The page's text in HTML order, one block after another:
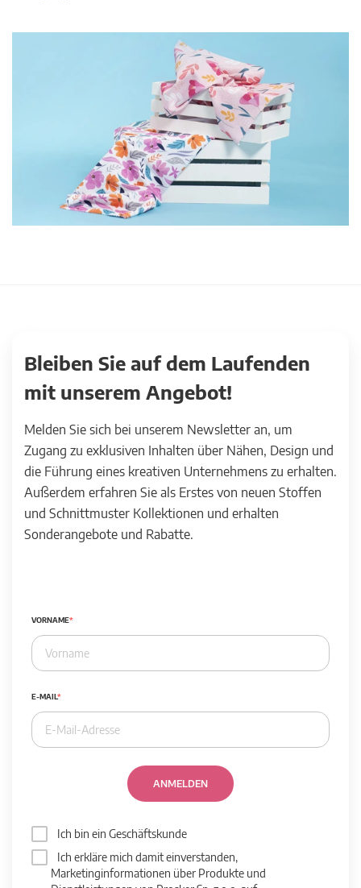
Bleiben Sie auf dem Laufenden
mit unserem Angebot!
Melden Sie sich bei unserem Newsletter an, um
Zugang zu exklusiven Inhalten über Nähen, Design und
die Führung eines kreativen Unternehmens zu erhalten.
Außerdem erfahren Sie als Erstes von neuen Stoffen
und Schnittmuster Kollektionen und erhalten
Sonderangebote und Rabatte.
VORNAME
E-MAIL
ANMELDEN
Ich bin ein Geschäftskunde
Ich erkläre mich damit einverstanden,
Marketinginformationen über Produkte und